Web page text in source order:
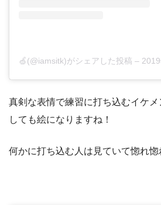
🍏(@iamsitk)がシェアした投稿 – 2019
真剣な表情で練習に打ち込むイケ
しても絵になりますね！
何かに打ち込む人は見ていて惚れ惚